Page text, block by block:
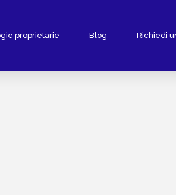
proprietarie Blog Richiedi